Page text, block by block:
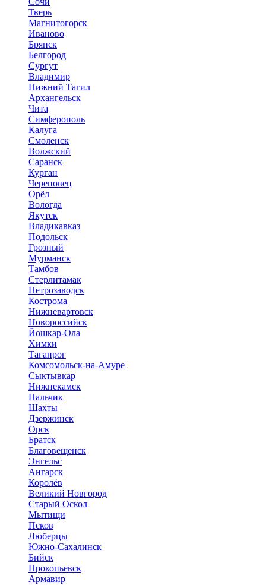
Тверь
Магнитогорск
Иваново
Брянск
Белгород
Сургут
Владимир
Нижний Тагил
Архангельск
Чита
Симферополь
Калуга
Смоленск
Волжский
Саранск
Курган
Череповец
Орёл
Вологда
Якутск
Владикавказ
Подольск
Грозный
Мурманск
Тамбов
Стерлитамак
Петрозаводск
Кострома
Нижневартовск
Новороссийск
Йошкар-Ола
Химки
Таганрог
Комсомольск-на-Амуре
Сыктывкар
Нижнекамск
Нальчик
Шахты
Дзержинск
Орск
Братск
Благовещенск
Энгельс
Ангарск
Королёв
Великий Новгород
Старый Оскол
Мытищи
Псков
Люберцы
Южно-Сахалинск
Бийск
Прокопьевск
Армавир